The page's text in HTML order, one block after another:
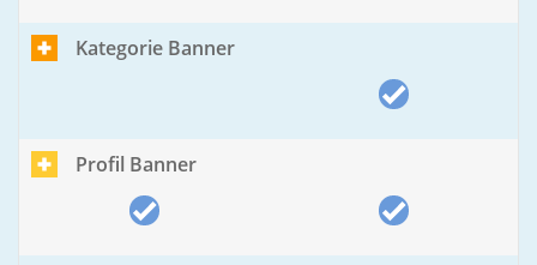
Kategorie Banner
Profil Banner